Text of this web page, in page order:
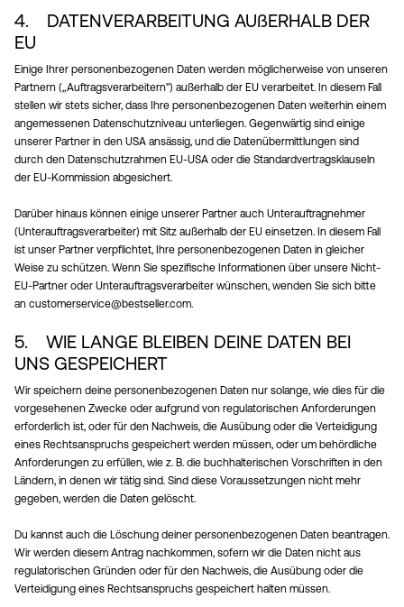
4. DATENVERARBEITUNG AUßERHALB DER
EU
Einige Ihrer personenbezogenen Daten werden möglicherweise von unseren
Partnern („Auftragsverarbeitern") außerhalb der EU verarbeitet. In diesem Fall
stellen wir stets sicher, dass Ihre personenbezogenen Daten weiterhin einem
angemessenen Datenschutzniveau unterliegen. Gegenwärtig sind einige
unserer Partner in den USA ansässig, und die Datenübermittlungen sind
durch den Datenschutzrahmen EU-USA oder die Standardvertragsklauseln
der EU-Kommission abgesichert.
Darüber hinaus können einige unserer Partner auch Unterauftragnehmer
(Unterauftragsverarbeiter) mit Sitz außerhalb der EU einsetzen. In diesem Fall
ist unser Partner verpflichtet, Ihre personenbezogenen Daten in gleicher
Weise zu schützen. Wenn Sie spezifische Informationen über unsere Nicht-
EU-Partner oder Unterauftragsverarbeiter wünschen, wenden Sie sich bitte
an customerservice@bestseller.com.
5. WIE LANGE BLEIBEN DEINE DATEN BEI
UNS GESPEICHERT
Wir speichern deine personenbezogenen Daten nur solange, wie dies für die
vorgesehenen Zwecke oder aufgrund von regulatorischen Anforderungen
erforderlich ist, oder für den Nachweis, die Ausübung oder die Verteidigung
eines Rechtsanspruchs gespeichert werden müssen, oder um behördliche
Anforderungen zu erfüllen, wie z. B. die buchhalterischen Vorschriften in den
Ländern, in denen wir tätig sind. Sind diese Voraussetzungen nicht mehr
gegeben, werden die Daten gelöscht.
Du kannst auch die Löschung deiner personenbezogenen Daten beantragen.
Wir werden diesem Antrag nachkommen, sofern wir die Daten nicht aus
regulatorischen Gründen oder für den Nachweis, die Ausübung oder die
Verteidigung eines Rechtsanspruchs gespeichert halten müssen.